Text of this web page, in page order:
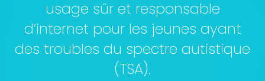
usage sûr et responsable
d’internet pour les jeunes ayant
des troubles du spectre autistique
(TSA).